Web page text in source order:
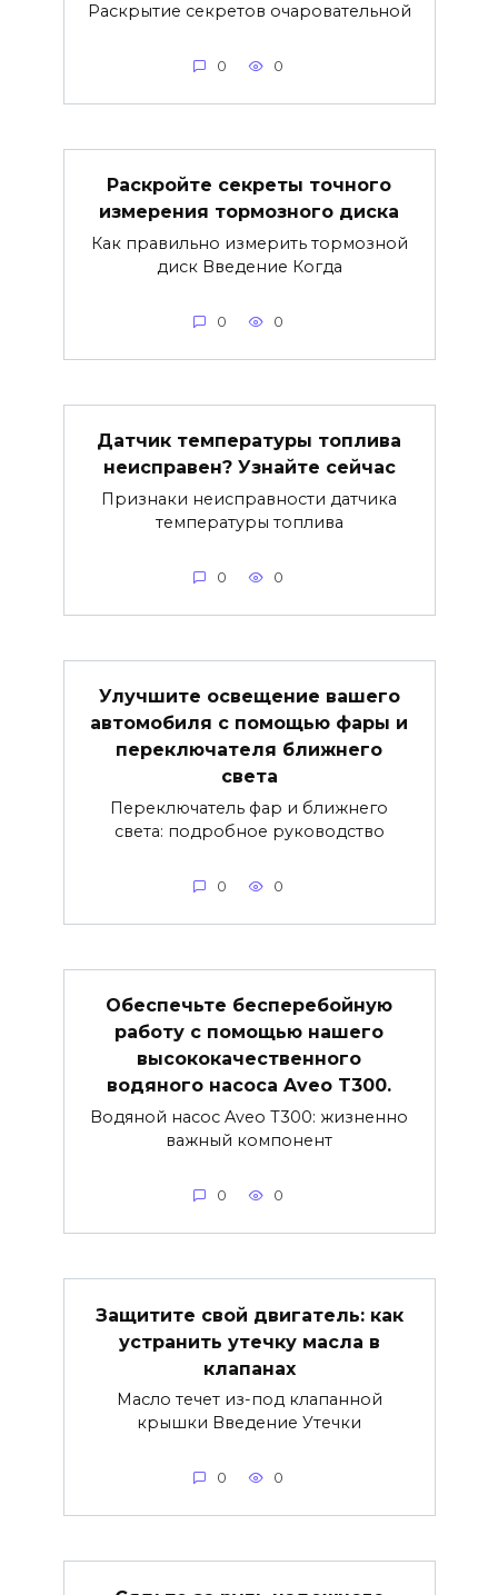
Раскрытие секретов очаровательной
0 0
Раскройте секреты точного
измерения тормозного диска
Как правильно измерить тормозной
диск Введение Когда
0 0
Датчик температуры топлива
неисправен? Узнайте сейчас
Признаки неисправности датчика
температуры топлива
0 0
Улучшите освещение вашего
автомобиля с помощью фары и
переключателя ближнего
света
Переключатель фар и ближнего
света: подробное руководство
0 0
Обеспечьте бесперебойную
работу с помощью нашего
высококачественного
водяного насоса Aveo T300.
Водяной насос Aveo T300: жизненно
важный компонент
0 0
Защитите свой двигатель: как
устранить утечку масла в
клапанах
Масло течет из-под клапанной
крышки Введение Утечки
0 0